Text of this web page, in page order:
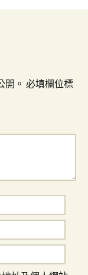
開。 必填欄位標